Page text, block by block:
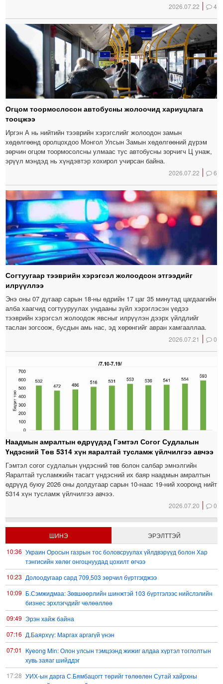
2026.07.22 4
Огцом тоормослосон автобусны жолоочид хариуцлага
тооцжээ
Иргэн А нь нийтийн тээврийн хэрэгслийг жолоодон замын
хөдөлгөөнд оролцохдоо Монгол Улсын Замын хөдөлгөөний дүрэм
зөрчин огцом тоормосолсны улмаас тус автобусны зорчигч Ц унаж,
эрүүл мэндэд нь хүндэвтэр хохирол учирсан байна.
2026.07.22 6
Согтуугаар тээврийн хэрэгсэл жолоодсон этгээдийг
илрүүллээ
Энэ оны 07 дугаар сарын 18-ны өдрийн 17 цаг 35 минутад цагдаагийн
алба хаагчид согтууруулах ундааны зүйл хэрэглэсэн үедээ
тээврийн хэрэгсэл жолоодож явсныг илрүүлэн дээрх үйлдлийг
таслан зогсоож, бусдын амь нас, эд хөрөнгийг авран хамгааллаа.
2026.07.21 0
Наадмын амралтын өдрүүдэд Гэмтэл Согог Судлалын
Үндэсний Төв 5314 хүн яаралтай тусламж үйлчилгээ авчээ
Гэмтэл согог судлалын үндэсний төв болон салбар эмнэлгийн
Яаралтай тусламжийн тасагт үндэсний их баяр наадмын амралтын
өдрүүд буюу 2026 оны долдугаар сарын 10-наас 19-ний хооронд нийт
5314 хүн тусламж үйлчилгээ авчээ.
2026.07.20 0
ШИНЭ
ЭРЭЛТТЭЙ
10:36 Украин Оросын газрын тос боловсруулах үйлдвэрүүд болон Хар
тэнгисийн хөлөг онгоцнуудад цохилт өгчээ
10:23 Долоодугаар сард 709,503 зөрчил бүртгэгджээ
10:09 Б.Сэмжидмаа: Зөвшөөрлийн шинжтэй 103 бүртгэлээс нийслэлийн
бизнес эрхлэгчдийг чөлөөллөө
09:49 Эрэн хайж байна
07:16 Д.Баярхүү: Маргах аргагүй үнэн
07:01 Kyeong Min: Олон улсын тэмцээнд жижиг алдаа хүртэл тоглолтын
хувь заяаг шийддэг
17:28 УИХ-ын дарга С.Бямбацогт төрийг төлөөлөн Сутай хайрхны